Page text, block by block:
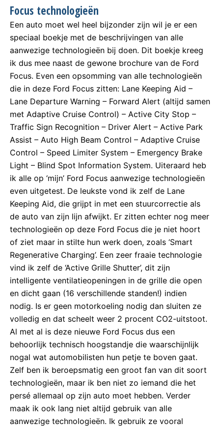
Focus technologieën
Een auto moet wel heel bijzonder zijn wil je er een
speciaal boekje met de beschrijvingen van alle
aanwezige technologieën bij doen. Dit boekje kreeg
ik dus mee naast de gewone brochure van de Ford
Focus. Even een opsomming van alle technologieën
die in deze Ford Focus zitten: Lane Keeping Aid –
Lane Departure Warning – Forward Alert (altijd samen
met Adaptive Cruise Control) – Active City Stop –
Traffic Sign Recognition – Driver Alert – Active Park
Assist – Auto High Beam Control – Adaptive Cruise
Control – Speed Limiter System – Emergency Brake
Light – Blind Spot Information System. Uiteraard heb
ik alle op ‘mijn’ Ford Focus aanwezige technologieën
even uitgetest. De leukste vond ik zelf de Lane
Keeping Aid, die grijpt in met een stuurcorrectie als
de auto van zijn lijn afwijkt. Er zitten echter nog meer
technologieën op deze Ford Focus die je niet hoort
of ziet maar in stilte hun werk doen, zoals ‘Smart
Regenerative Charging’. Een zeer fraaie technologie
vind ik zelf de ‘Active Grille Shutter’, dit zijn
intelligente ventilatieopeningen in de grille die open
en dicht gaan (16 verschillende standen!) indien
nodig. Is er geen motorkoeling nodig dan sluiten ze
volledig en dat scheelt weer 2 procent CO2-uitstoot.
Al met al is deze nieuwe Ford Focus dus een
behoorlijk technisch hoogstandje die waarschijnlijk
nogal wat automobilisten hun petje te boven gaat.
Zelf ben ik beroepsmatig een groot fan van dit soort
technologieën, maar ik ben niet zo iemand die het
persé allemaal op zijn auto moet hebben. Verder
maak ik ook lang niet altijd gebruik van alle
aanwezige technologieën. Ik gebruik ze vooral